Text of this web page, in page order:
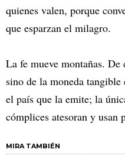
quienes valen, porque
que esparzan el milagro.
La fe mueve montañas. De
sino de la moneda tangible
el país que la emite; la
cómplices atesoran y usan
MIRA TAMBIÉN